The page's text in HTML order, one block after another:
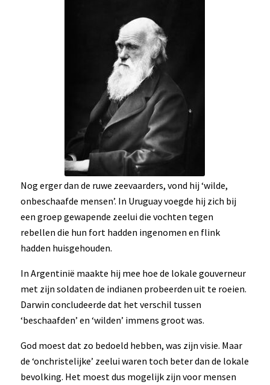
Nog erger dan de ruwe zeevaarders, vond hij ‘wilde,
onbeschaafde mensen’. In Uruguay voegde hij zich bij
een groep gewapende zeelui die vochten tegen
rebellen die hun fort hadden ingenomen en flink
hadden huisgehouden.
In Argentinië maakte hij mee hoe de lokale gouverneur
met zijn soldaten de indianen probeerden uit te roeien.
Darwin concludeerde dat het verschil tussen
‘beschaafden’ en ‘wilden’ immens groot was.
God moest dat zo bedoeld hebben, was zijn visie. Maar
de ‘onchristelijke’ zeelui waren toch beter dan de lokale
bevolking. Het moest dus mogelijk zijn voor mensen